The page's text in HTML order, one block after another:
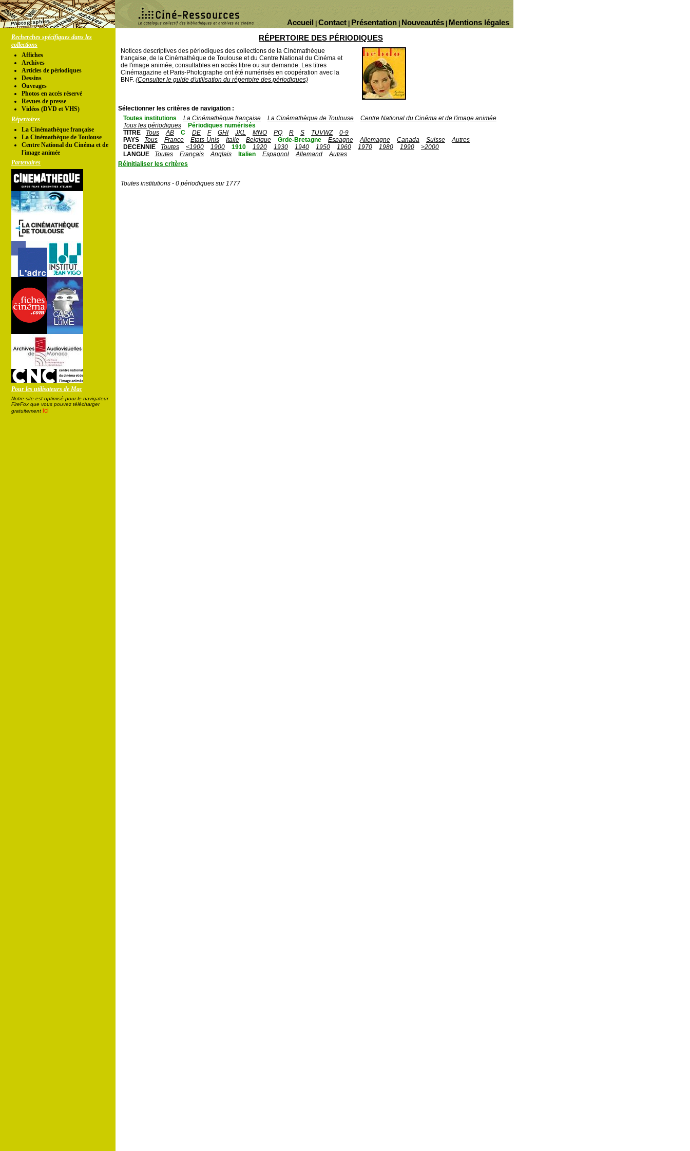
Mentions légales
Nouveautés
Présentation
Contact
Accueil
Recherches spécifiques dans les
collections
Affiches
Archives
Articles de périodiques
Dessins
Ouvrages
Photos en accés réservé
Revues de presse
Vidéos (DVD et VHS)
Répertoires
La Cinémathèque française
La Cinémathèque de Toulouse
Centre National du Cinéma et de
l'image animée
Partenaires
Pour les utilisateurs de Mac
Notre site est optimisé pour le navigateur
FireFox que vous pouvez télécharger
gratuitement ici
RÉPERTOIRE DES PÉRIODIQUES
Notices descriptives des périodiques des collections de la Cinémathèque
française, de la Cinémathèque de Toulouse et du Centre National du Cinéma et
de l'image animée, consultables en accès libre ou sur demande. Les titres
Cinémagazine et Paris-Photographe ont été numérisés en coopération avec la
BNF. (Consulter le guide d'utilisation du répertoire des périodiques)
Sélectionner les critères de navigation :
Toutes institutions
La Cinémathèque française La Cinémathèque de Toulouse
Centre National du Cinéma et de l'image animée
Tous les périodiques
Périodiques numérisés
TITRE
Tous AB C DE F GHI JKL MNO PQ R S TUVWZ
0-9
PAYS
Tous France Etats-Unis Italie Belgique Grde-Bretagne Espagne Allemagne Canada Suisse
Autres
DECENNIE
Toutes <1900 1900 1910 1920 1930 1940 1950 1960 1970 1980 1990
>2000
LANGUE
Toutes Français Anglais Italien Espagnol Allemand
Autres
Réinitialiser les critères
Toutes institutions - 0 périodiques sur 1777